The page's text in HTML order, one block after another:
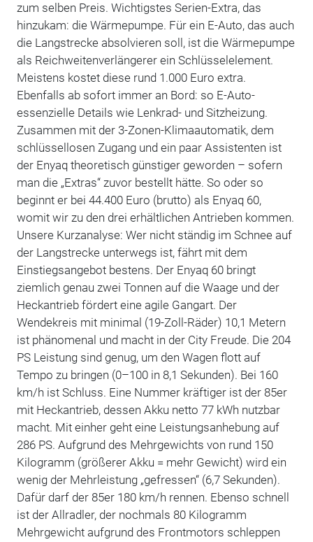
zum selben Preis. Wichtigstes Serien-Extra, das
hinzukam: die Wärmepumpe. Für ein E-Auto, das auch
die Langstrecke absolvieren soll, ist die Wärmepumpe
als Reichweitenverlängerer ein Schlüsselelement.
Meistens kostet diese rund 1.000 Euro extra.
Ebenfalls ab sofort immer an Bord: so E-Auto-
essenzielle Details wie Lenkrad- und Sitzheizung.
Zusammen mit der 3-Zonen-Klimaautomatik, dem
schlüssellosen Zugang und ein paar Assistenten ist
der Enyaq theoretisch günstiger geworden – sofern
man die „Extras“ zuvor bestellt hätte. So oder so
beginnt er bei 44.400 Euro (brutto) als Enyaq 60,
womit wir zu den drei erhältlichen Antrieben kommen.
Unsere Kurzanalyse: Wer nicht ständig im Schnee auf
der Langstrecke unterwegs ist, fährt mit dem
Einstiegsangebot bestens. Der Enyaq 60 bringt
ziemlich genau zwei Tonnen auf die Waage und der
Heckantrieb fördert eine agile Gangart. Der
Wendekreis mit minimal (19-Zoll-Räder) 10,1 Metern
ist phänomenal und macht in der City Freude. Die 204
PS Leistung sind genug, um den Wagen flott auf
Tempo zu bringen (0–100 in 8,1 Sekunden). Bei 160
km/h ist Schluss. Eine Nummer kräftiger ist der 85er
mit Heckantrieb, dessen Akku netto 77 kWh nutzbar
macht. Mit einher geht eine Leistungsanhebung auf
286 PS. Aufgrund des Mehrgewichts von rund 150
Kilogramm (größerer Akku = mehr Gewicht) wird ein
wenig der Mehrleistung „gefressen“ (6,7 Sekunden).
Dafür darf der 85er 180 km/h rennen. Ebenso schnell
ist der Allradler, der nochmals 80 Kilogramm
Mehrgewicht aufgrund des Frontmotors schleppen